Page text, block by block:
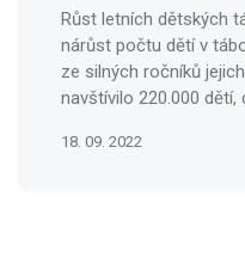
Růst letních dětských
nárůst počtu dětí v
ze silných ročníků
navštívilo 220.000 dětí,
18. 09. 2022